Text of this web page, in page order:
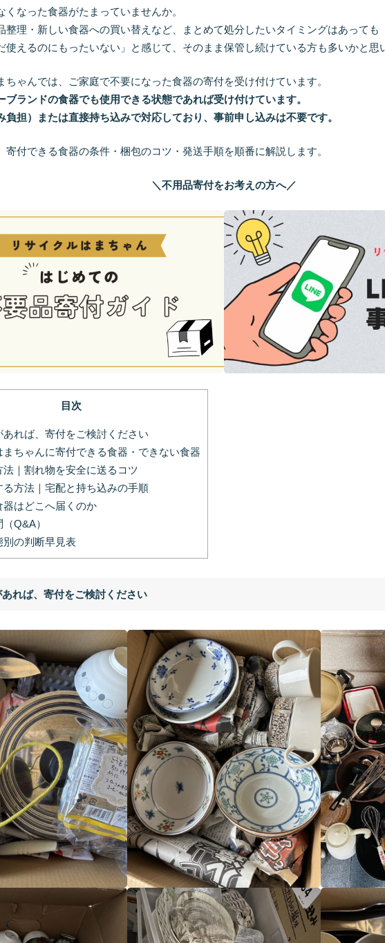
くなった食器がたまっていませんか。
整理・新しい食器への買い替えなど、まとめて処分したいタイミングはあっても
使えるのにもったいない」と感じて、そのまま保管し続けている方も多いかと思
ちゃんでは、ご家庭で不要になった食器の寄付を受け付けています。
ブランドの食器でも使用できる状態であれば受け付けています。
負担）または直接持ち込みで対応しており、事前申し込みは不要です。
寄付できる食器の条件・梱包のコツ・発送手順を順番に解説します。
＼不用品寄付をお考えの方へ／
目次
あれば、寄付をご検討ください
まちゃんに寄付できる食器・できない食器
法｜割れ物を安全に送るコツ
る方法｜宅配と持ち込みの手順
器はどこへ届くのか
Q&A）
別の判断早見表
れば、寄付をご検討ください